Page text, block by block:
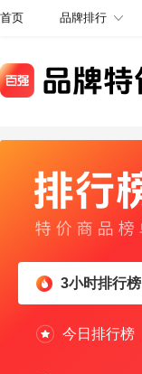
首页 品牌排行
3小时排行榜
今日排行榜